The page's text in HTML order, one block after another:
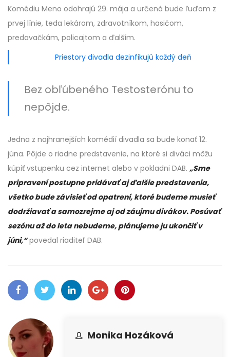
Komédiu Meno odohrajú 29. mája a určená bude ľuďom z
prvej línie, teda lekárom, zdravotníkom, hasičom,
predavačkám, policajtom a ďalším.
Priestory divadla dezinfikujú každý deň
Bez obľúbeného Testosterónu to
nepôjde.
Jedna z najhranejších komédií divadla sa bude konať 12.
júna. Pôjde o riadne predstavenie, na ktoré si diváci môžu
kúpiť vstupenku cez internet alebo v pokladni DAB. „Sme
pripravení postupne pridávať aj ďalšie predstavenia,
všetko bude závisieť od opatrení, ktoré budeme musieť
dodržiavať a samozrejme aj od záujmu divákov. Posúvať
sezónu až do leta nebudeme, plánujeme ju ukončiť v
júni,“povedal riaditeľ DAB.
Monika Hozáková